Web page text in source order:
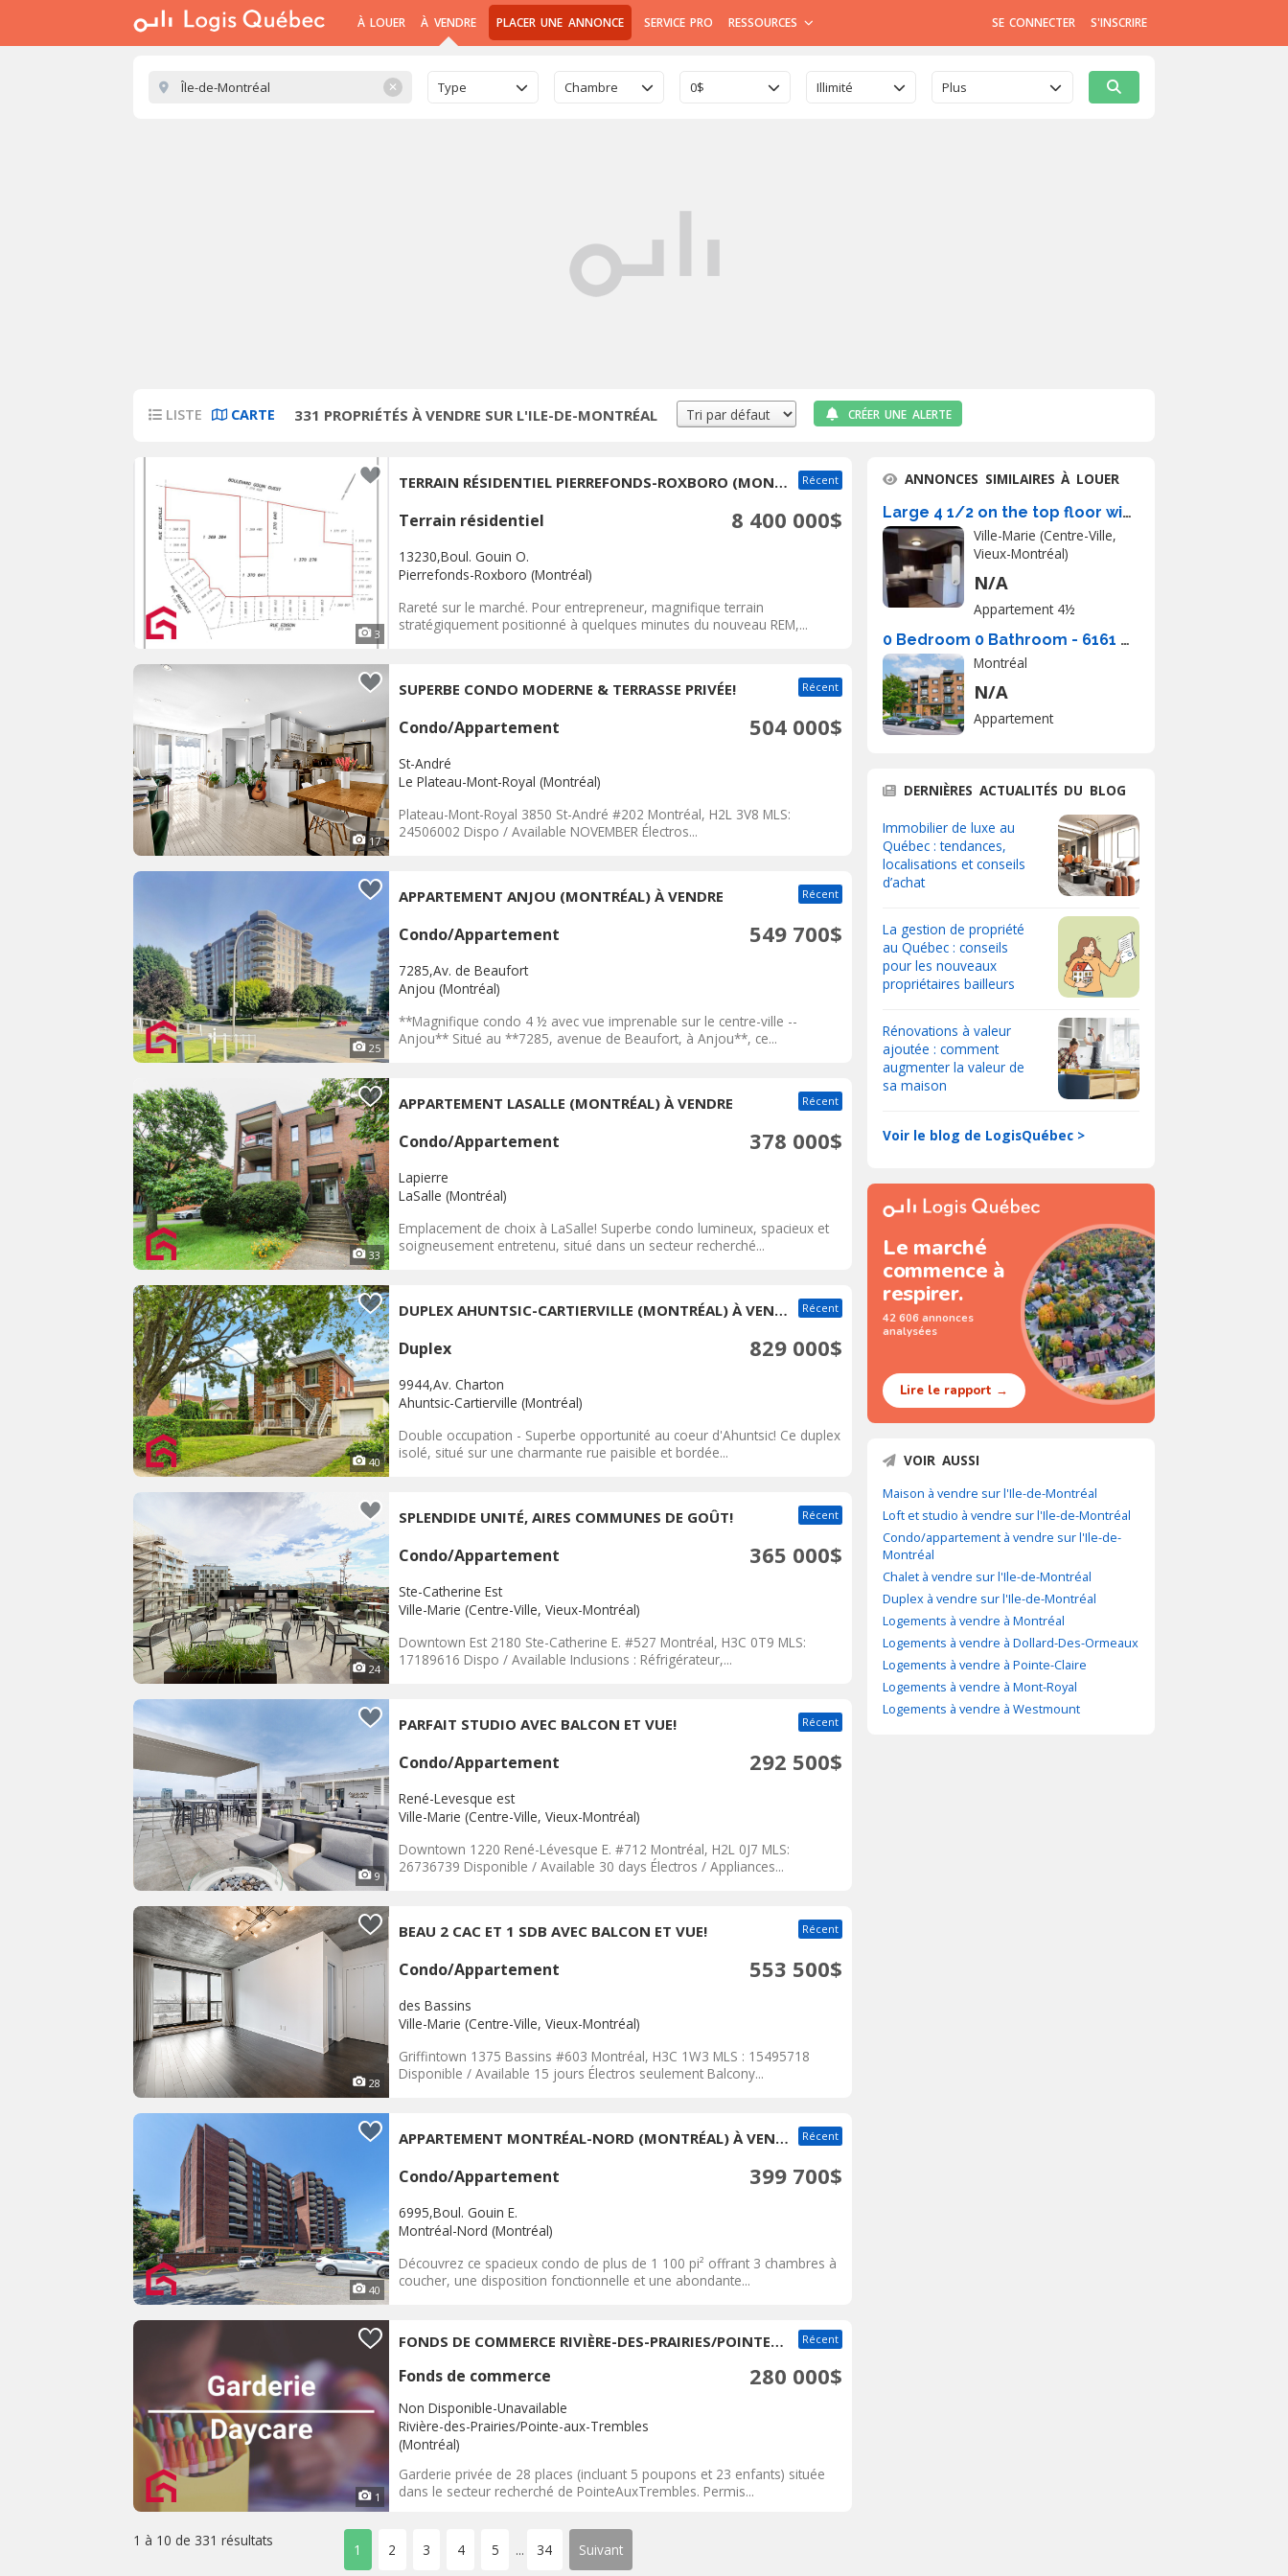
À LOUER À VENDRE PLACER UNE ANNONCE SERVICE PRO RESSOURCES SE CONNECTER S'INSCRIRE
✕ Type Chambre 0$ Illimité Plus
LISTE CARTE 331 PROPRIÉTÉS À VENDRE SUR L'ILE-DE-MONTRÉAL CRÉER UNE ALERTE
3
TERRAIN RÉSIDENTIEL PIERREFONDS-ROXBORO (MONTRÉAL) À VENDRE Récent
Terrain résidentiel 8 400 000$
13230,Boul. Gouin O.
Pierrefonds-Roxboro (Montréal)
Rareté sur le marché. Pour entrepreneur, magnifique terrain
stratégiquement positionné à quelques minutes du nouveau REM,...
17
SUPERBE CONDO MODERNE & TERRASSE PRIVÉE! Récent
Condo/Appartement 504 000$
St-André
Le Plateau-Mont-Royal (Montréal)
Plateau-Mont-Royal 3850 St-André #202 Montréal, H2L 3V8 MLS:
24506002 Dispo / Available NOVEMBER Électros...
25
APPARTEMENT ANJOU (MONTRÉAL) À VENDRE Récent
Condo/Appartement 549 700$
7285,Av. de Beaufort
Anjou (Montréal)
**Magnifique condo 4 ½ avec vue imprenable sur le centre-ville --
Anjou** Situé au **7285, avenue de Beaufort, à Anjou**, ce...
33
APPARTEMENT LASALLE (MONTRÉAL) À VENDRE Récent
Condo/Appartement 378 000$
Lapierre
LaSalle (Montréal)
Emplacement de choix à LaSalle! Superbe condo lumineux, spacieux et
soigneusement entretenu, situé dans un secteur recherché...
40
DUPLEX AHUNTSIC-CARTIERVILLE (MONTRÉAL) À VENDRE Récent
Duplex 829 000$
9944,Av. Charton
Ahuntsic-Cartierville (Montréal)
Double occupation - Superbe opportunité au coeur d'Ahuntsic! Ce duplex
isolé, situé sur une charmante rue paisible et bordée...
24
SPLENDIDE UNITÉ, AIRES COMMUNES DE GOÛT! Récent
Condo/Appartement 365 000$
Ste-Catherine Est
Ville-Marie (Centre-Ville, Vieux-Montréal)
Downtown Est 2180 Ste-Catherine E. #527 Montréal, H3C 0T9 MLS:
17189616 Dispo / Available Inclusions : Réfrigérateur,...
9
PARFAIT STUDIO AVEC BALCON ET VUE! Récent
Condo/Appartement 292 500$
René-Levesque est
Ville-Marie (Centre-Ville, Vieux-Montréal)
Downtown 1220 René-Lévesque E. #712 Montréal, H2L 0J7 MLS:
26736739 Disponible / Available 30 days Électros / Appliances...
28
BEAU 2 CAC ET 1 SDB AVEC BALCON ET VUE! Récent
Condo/Appartement 553 500$
des Bassins
Ville-Marie (Centre-Ville, Vieux-Montréal)
Griffintown 1375 Bassins #603 Montréal, H3C 1W3 MLS : 15495718
Disponible / Available 15 jours Électros seulement Balcony...
40
APPARTEMENT MONTRÉAL-NORD (MONTRÉAL) À VENDRE Récent
Condo/Appartement 399 700$
6995,Boul. Gouin E.
Montréal-Nord (Montréal)
Découvrez ce spacieux condo de plus de 1 100 pi² offrant 3 chambres à
coucher, une disposition fonctionnelle et une abondante...
1
FONDS DE COMMERCE RIVIÈRE-DES-PRAIRIES/POINTE-AUX-TREMBLES (MONTRÉAL) À VENDRE Récent
Fonds de commerce 280 000$
Non Disponible-Unavailable
Rivière-des-Prairies/Pointe-aux-Trembles
(Montréal)
Garderie privée de 28 places (incluant 5 poupons et 23 enfants) située
dans le secteur recherché de PointeAuxTrembles. Permis...
1 à 10 de 331 résultats
1 2 3 4 5 ... 34 Suivant
ANNONCES SIMILAIRES À LOUER
Large 4 1/2 on the top floor with 6 app
Ville-Marie (Centre-Ville,
Vieux-Montréal)
N/A
Appartement 4½
0 Bedroom 0 Bathroom - 6161 Boulevard LaSalle, Montréal
Montréal
N/A
Appartement
DERNIÈRES ACTUALITÉS DU BLOG
Immobilier de luxe au
Québec : tendances,
localisations et conseils
d’achat
La gestion de propriété
au Québec : conseils
pour les nouveaux
propriétaires bailleurs
Rénovations à valeur
ajoutée : comment
augmenter la valeur de
sa maison
Voir le blog de LogisQuébec >
Le marché
commence à
respirer.
42 606 annonces
analysées
Lire le rapport →
VOIR AUSSI
Maison à vendre sur l'Ile-de-Montréal
Loft et studio à vendre sur l'Ile-de-Montréal
Condo/appartement à vendre sur l'Ile-de-
Montréal
Chalet à vendre sur l'Ile-de-Montréal
Duplex à vendre sur l'Ile-de-Montréal
Logements à vendre à Montréal
Logements à vendre à Dollard-Des-Ormeaux
Logements à vendre à Pointe-Claire
Logements à vendre à Mont-Royal
Logements à vendre à Westmount